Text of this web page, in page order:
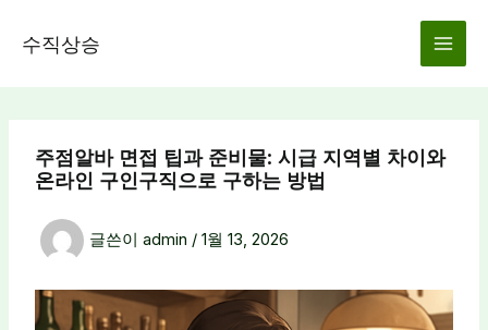
수직상승
주점알바 면접 팁과 준비물: 시급 지역별 차이와
온라인 구인구직으로 구하는 방법
글쓴이 admin / 1월 13, 2026